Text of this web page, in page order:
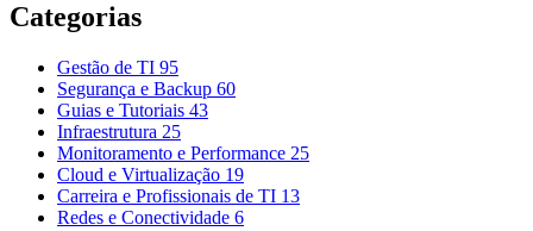
Categorias
Gestão de TI 95
Segurança e Backup 60
Guias e Tutoriais 43
Infraestrutura 25
Monitoramento e Performance 25
Cloud e Virtualização 19
Carreira e Profissionais de TI 13
Redes e Conectividade 6